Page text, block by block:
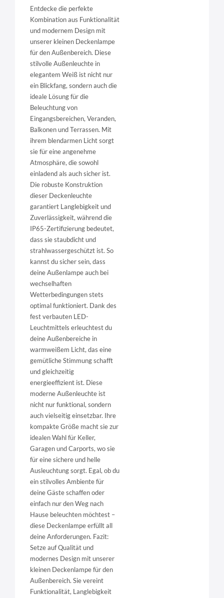
Entdecke die perfekte
Kombination aus Funktionalität
und modernem Design mit
unserer kleinen Deckenlampe
für den Außenbereich. Diese
stilvolle Außenleuchte in
elegantem Weiß ist nicht nur
ein Blickfang, sondern auch die
ideale Lösung für die
Beleuchtung von
Eingangsbereichen, Veranden,
Balkonen und Terrassen. Mit
ihrem blendarmen Licht sorgt
sie für eine angenehme
Atmosphäre, die sowohl
einladend als auch sicher ist.
Die robuste Konstruktion
dieser Deckenleuchte
garantiert Langlebigkeit und
Zuverlässigkeit, während die
IP65-Zertifizierung bedeutet,
dass sie staubdicht und
strahlwassergeschützt ist. So
kannst du sicher sein, dass
deine Außenlampe auch bei
wechselhaften
Wetterbedingungen stets
optimal funktioniert. Dank des
fest verbauten LED-
Leuchtmittels erleuchtest du
deine Außenbereiche in
warmweißem Licht, das eine
gemütliche Stimmung schafft
und gleichzeitig
energieeffizient ist. Diese
moderne Außenleuchte ist
nicht nur funktional, sondern
auch vielseitig einsetzbar. Ihre
kompakte Größe macht sie zur
idealen Wahl für Keller,
Garagen und Carports, wo sie
für eine sichere und helle
Ausleuchtung sorgt. Egal, ob du
ein stilvolles Ambiente für
deine Gäste schaffen oder
einfach nur den Weg nach
Hause beleuchten möchtest –
diese Deckenlampe erfüllt all
deine Anforderungen. Fazit:
Setze auf Qualität und
modernes Design mit unserer
kleinen Deckenlampe für den
Außenbereich. Sie vereint
Funktionalität, Langlebigkeit